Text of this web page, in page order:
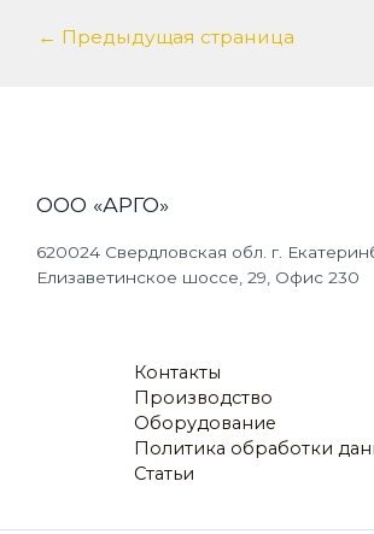
← Предыдущая страница
ООО «АРГО»
620024 Свердловская обл. г.
Елизаветинское шоссе, 29, Офис 230
Контакты
Производство
Оборудование
Политика обработки
Статьи